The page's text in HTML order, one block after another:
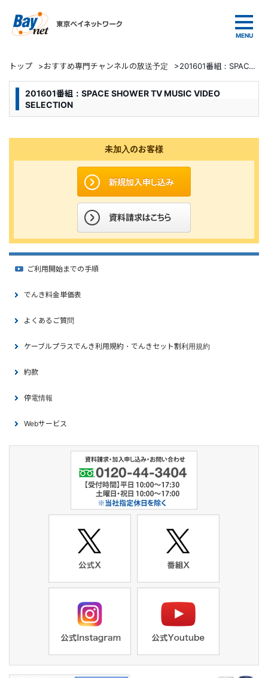
トップ >おすすめ専門チャンネルの放送予定 >201601番組：SPACE SHOWER TV MUSIC VIDEO SELECTION
201601番組：SPACE SHOWER TV MUSIC VIDEO
SELECTION
未加入のお客様
ご利用開始までの手順
でんき料金単価表
よくあるご質問
ケーブルプラスでんき利用規約・でんきセット割利用規約
約款
停電情報
Webサービス